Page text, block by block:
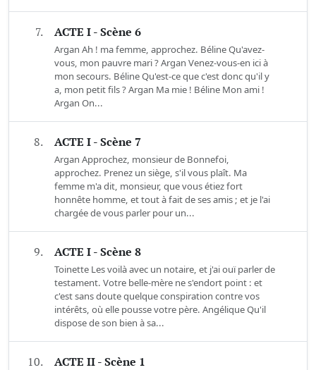
7. ACTE I - Scène 6
Argan Ah ! ma femme, approchez. Béline Qu'avez-
vous, mon pauvre mari ? Argan Venez-vous-en ici à
mon secours. Béline Qu'est-ce que c'est donc qu'il y
a, mon petit fils ? Argan Ma mie ! Béline Mon ami !
Argan On...
8. ACTE I - Scène 7
Argan Approchez, monsieur de Bonnefoi,
approchez. Prenez un siège, s'il vous plaît. Ma
femme m'a dit, monsieur, que vous étiez fort
honnête homme, et tout à fait de ses amis ; et je l'ai
chargée de vous parler pour un...
9. ACTE I - Scène 8
Toinette Les voilà avec un notaire, et j'ai ouï parler de
testament. Votre belle-mère ne s'endort point : et
c'est sans doute quelque conspiration contre vos
intérêts, où elle pousse votre père. Angélique Qu'il
dispose de son bien à sa...
10. ACTE II - Scène 1